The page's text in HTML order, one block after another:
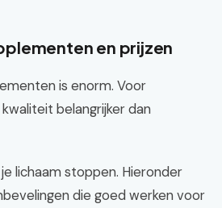
en prijzen
is enorm. Voor
belangrijker dan
lichaam stoppen. Hieronder
die goed werken voor